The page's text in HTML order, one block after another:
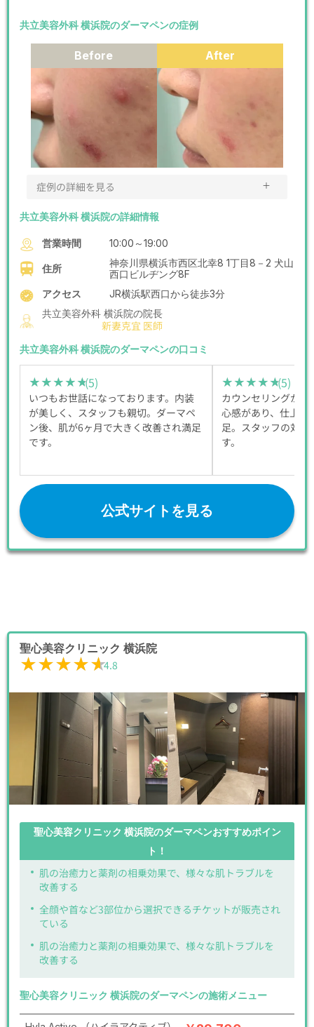
共立美容外科 横浜院のダーマペンの症例
Before After
症例の詳細を見る ＋
共立美容外科 横浜院の詳細情報
営業時間 10:00～19:00
住所
神奈川県横浜市西区北幸8 1丁目8－2 犬山
西口ビルヂング8F
アクセス
JR横浜駅西口から徒歩3分
共立美容外科 横浜院の院長
新妻克宜 医師
共立美容外科 横浜院のダーマペンの口コミ
★★★★★
★★★★★(5)
いつもお世話になっております。内装
が美しく、スタッフも親切。ダーマペ
ン後、肌が6ヶ月で大きく改善され満足
です。
★★★★★
★★★★★(5)
カウンセリングか
心感があり、仕上が
足。スタッフの対
す。
公式サイトを見る
聖心美容クリニック 横浜院
★★★★★
★★★★★4.8
聖心美容クリニック 横浜院のダーマペンおすすめポイン
ト！
肌の治癒力と薬剤の相乗効果で、様々な肌トラブルを
改善する
全顔や首など3部位から選択できるチケットが販売され
ている
肌の治癒力と薬剤の相乗効果で、様々な肌トラブルを
改善する
聖心美容クリニック 横浜院のダーマペンの施術メニュー